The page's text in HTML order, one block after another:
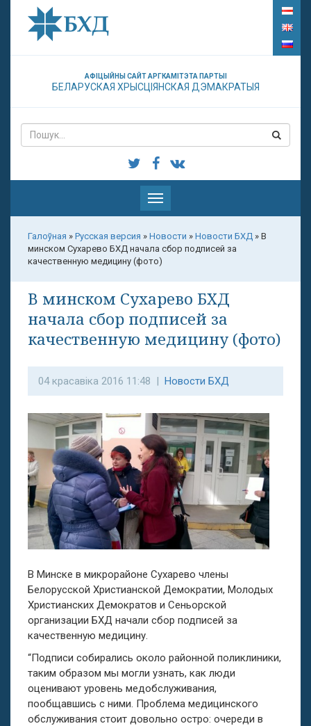
АФІЦЫЙНЫ САЙТ АРГКАМІТЭТА ПАРТЫІ
БЕЛАРУСКАЯ ХРЫСЦІЯНСКАЯ ДЭМАКРАТЫЯ
Паказаць
меню
Галоўная » Русская версия » Новости » Новости БХД » В
минском Сухарево БХД начала сбор подписей за
качественную медицину (фото)
В минском Сухарево БХД
начала сбор подписей за
качественную медицину (фото)
04 красавіка 2016 11:48 | Новости БХД
В Минске в микрорайоне Сухарево члены
Белорусской Христианской Демократии, Молодых
Христианских Демократов и Сеньорской
организации БХД начали сбор подписей за
качественную медицину.
“Подписи собирались около районной поликлиники,
таким образом мы могли узнать, как люди
оценивают уровень медобслуживания,
пообщавшись с ними. Проблема медицинского
обслуживания стоит довольно остро: очереди в